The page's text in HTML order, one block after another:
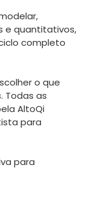
e quantitativos,
completo
o que
Todas as
AltoQi
para
para